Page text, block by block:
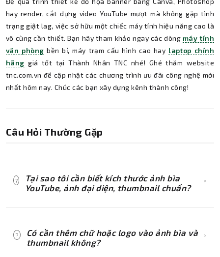
hay render, cắt dựng video YouTube mượt mà không gặp tình
trạng giật lag, việc sở hữu một chiếc máy tính hiệu năng cao là
vô cùng cần thiết. Bạn hãy tham khảo ngay các dòng máy tính
văn phòng bền bỉ, máy trạm cấu hình cao hay laptop chính
hãng giá tốt tại Thành Nhân TNC nhé! Ghé thăm website
tnc.com.vn để cập nhật các chương trình ưu đãi công nghệ mới
nhất hôm nay. Chúc các bạn xây dựng kênh thành công!
Câu Hỏi Thường Gặp
?
Tại sao tôi cần biết kích thước ảnh bìa
YouTube, ảnh đại diện, thumbnail chuẩn?
>
tránh lỗi hiển thị (hình ảnh không bị co giãn, vỡ
hạt hoặc bị cắt mất các thông tin quan trọng
?
Có cần thêm chữ hoặc logo vào ảnh bìa và
thumbnail không?
>